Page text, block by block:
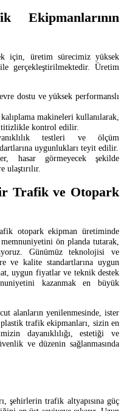
Ekipmanlarının
için, üretim sürecimiz yüksek
gerçekleştirilmektedir. Üretim
dostu ve yüksek performanslı
kalıplama makineleri kullanılarak,
kontrol edilir.
testleri ve ölçüm
uygunlukları teyit edilir.
hasar görmeyecek şekilde
ulaştırılır.
Trafik ve Otopark
otopark ekipman üretiminde
ön planda tutarak,
Günümüz teknolojisi ve
ve kalite standartlarına uygun
uygun fiyatlar ve teknik destek
kazanmak en büyük
alanların yenilenmesinde, ister
trafik ekipmanları, sizin en
dayanıklılığı, estetiği ve
ve düzenin sağlanmasında
şehirlerin trafik altyapısına güç